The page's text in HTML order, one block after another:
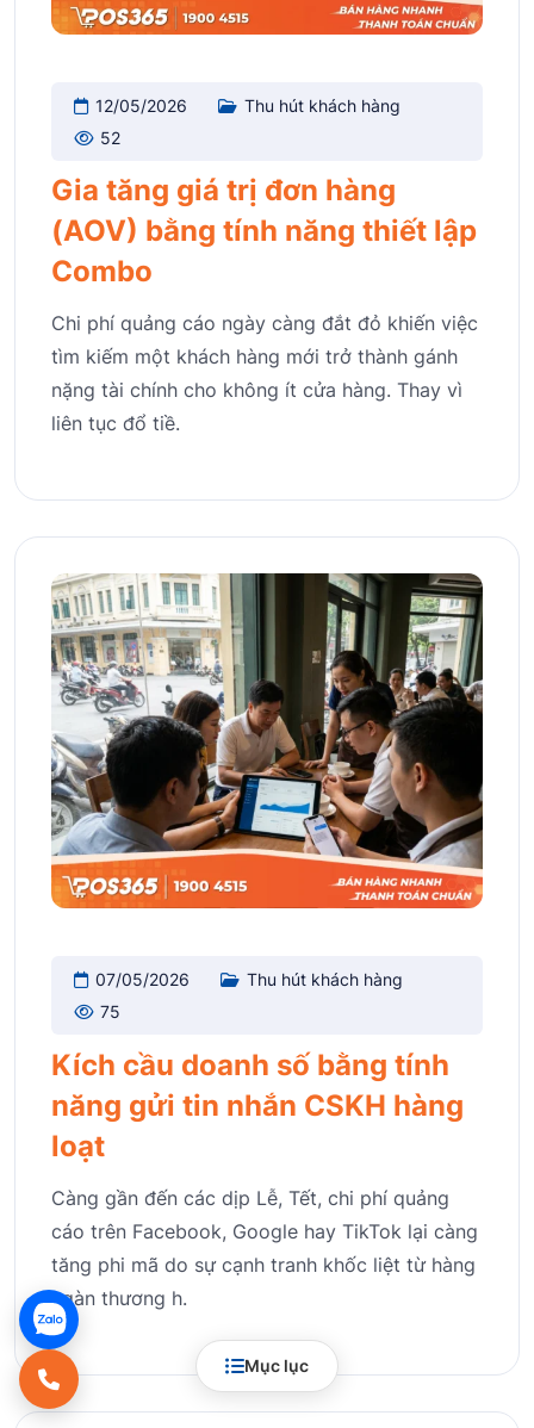
Mục lục
12/05/2026
Thu hút khách hàng
52
Gia tăng giá trị đơn hàng
(AOV) bằng tính năng thiết lập
Combo
Chi phí quảng cáo ngày càng đắt đỏ khiến việc
tìm kiếm một khách hàng mới trở thành gánh
nặng tài chính cho không ít cửa hàng. Thay vì
liên tục đổ tiề.
07/05/2026
Thu hút khách hàng
75
Kích cầu doanh số bằng tính
năng gửi tin nhắn CSKH hàng
loạt
Càng gần đến các dịp Lễ, Tết, chi phí quảng
cáo trên Facebook, Google hay TikTok lại càng
tăng phi mã do sự cạnh tranh khốc liệt từ hàng
ngàn thương h.